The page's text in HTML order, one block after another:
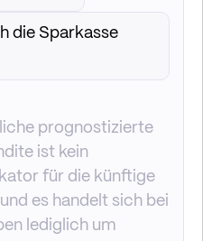
die Sparkasse
prognostizierte
ist kein
für die künftige
es handelt sich bei
lediglich um